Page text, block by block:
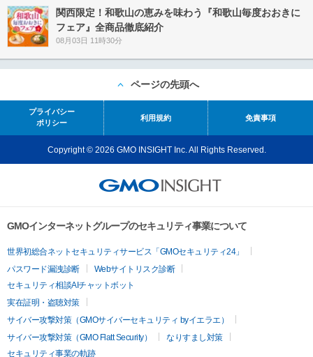
関西限定！和歌山の恵みを味わう『和歌山毎度おおきに
フェア』全商品徹底紹介
08月03日 11時30分
ページの先頭へ
プライバシー
ポリシー
利用規約 免責事項
Copyright © 2026 GMO INSIGHT Inc. All Rights Reserved.
GMOインターネットグループのセキュリティ事業について
世界初総合ネットセキュリティサービス「GMOセキュリティ24」
パスワード漏洩診断
Webサイトリスク診断
セキュリティ相談AIチャットボット
実在証明・盗聴対策
サイバー攻撃対策（GMOサイバーセキュリティ byイエラエ）
サイバー攻撃対策（GMO Flatt Security）
なりすまし対策
セキュリティ事業の軌跡